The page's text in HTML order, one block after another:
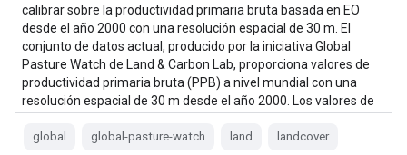
calibrar sobre la productividad primaria bruta basada en EO
desde el año 2000 con una resolución espacial de 30 m. El
conjunto de datos actual, producido por la iniciativa Global
Pasture Watch de Land & Carbon Lab, proporciona valores de
productividad primaria bruta (PPB) a nivel mundial con una
resolución espacial de 30 m desde el año 2000. Los valores de
global global-pasture-watch land landcover